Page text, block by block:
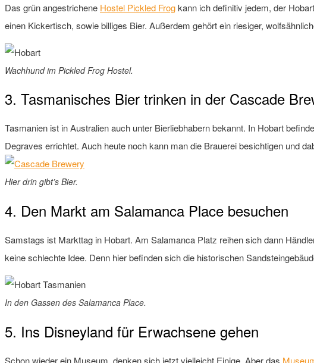
Das grün angestrichene Hostel Pickled Frogkann ich definitiv jedem, der
einen Kickertisch, sowie billiges Bier. Außerdem gehört ein riesiger,
Wachhund im Pickled Frog Hostel.
3. Tasmanisches Bier trinken in der Cascade
Tasmanien ist in Australien auch unter Bierliebhabern bekannt. In Hobart
Degraves errichtet. Auch heute noch kann man die Brauerei besichtigen und
Hier drin gibt’s Bier.
4. Den Markt am Salamanca Place besuchen
Samstags ist Markttag in Hobart. Am Salamanca Platz reihen sich dann
keine schlechte Idee. Denn hier befinden sich die historischen
In den Gassen des Salamanca Place.
5. Ins Disneyland für Erwachsene gehen
Schon wieder ein Museum, denken sich jetzt vielleicht Einige. Aber das